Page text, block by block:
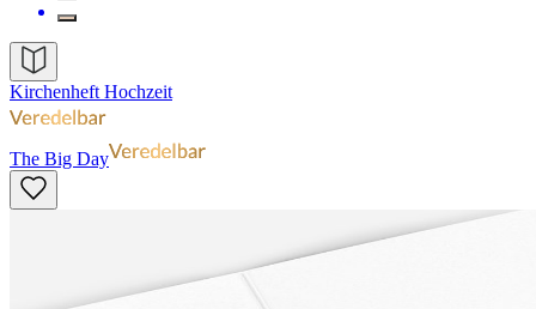
Kirchenheft Hochzeit
The Big Day